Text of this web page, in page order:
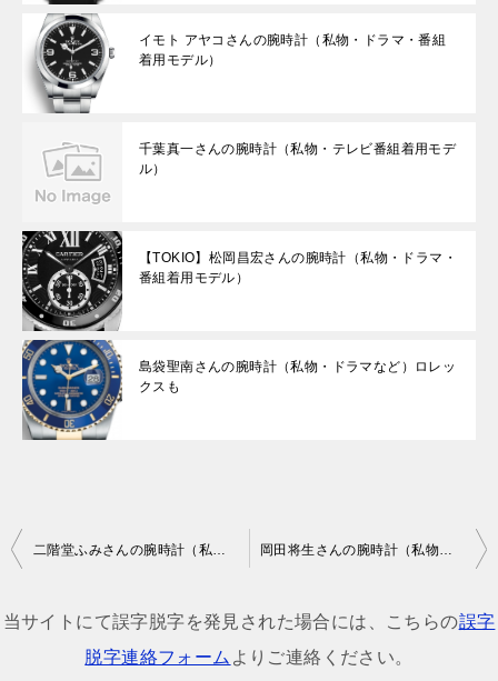
イモト アヤコさんの腕時計（私物・ドラマ・番組
着用モデル）
千葉真一さんの腕時計（私物・テレビ番組着用モデ
ル）
【TOKIO】松岡昌宏さんの腕時計（私物・ドラマ・
番組着用モデル）
島袋聖南さんの腕時計（私物・ドラマなど）ロレッ
クスも
投
ナ
二階堂ふみさんの腕時計（私物・ドラマ・番組着用モデル） 岡田将生さんの腕時計（私物・ドラマ・番組着用モデル）
当サイトにて誤字脱字を発見された場合には、こちらの誤字
脱字連絡フォーム よりご連絡ください。